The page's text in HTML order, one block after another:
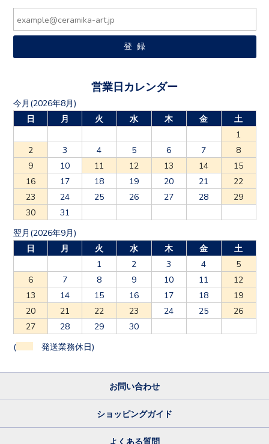
営業日カレンダー
今月(2026年8月)
日
月 火 水 木 金
土
1
2
3 4 5 6 7
8
9
10 11 12 13 14
15
16
17 18 19 20 21
22
23
24 25 26 27 28
29
30
31
翌月(2026年9月)
日
月 火 水 木 金
土
1
2 3 4
5
6
7 8 9 10 11
12
13
14 15 16 17 18
19
20
21 22 23 24 25
26
27
28 29 30
( 発送業務休日)
お問い合わせ
ショッピングガイド
よくある質問